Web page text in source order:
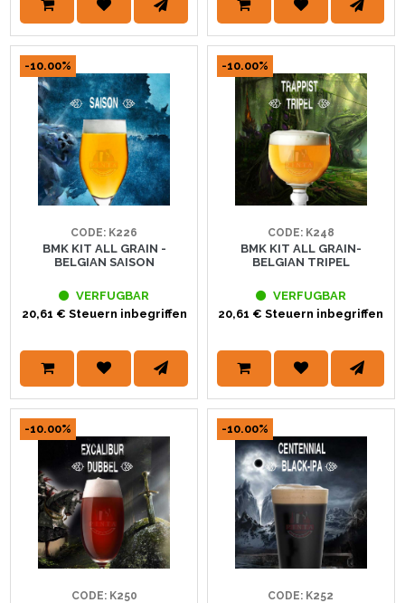
-10.00%
CODE: K226
BMK KIT ALL GRAIN -
BELGIAN SAISON
VERFUGBAR
20,61 € Steuern inbegriffen
-10.00%
CODE: K248
BMK KIT ALL GRAIN-
BELGIAN TRIPEL
VERFUGBAR
20,61 € Steuern inbegriffen
-10.00%
CODE: K250
-10.00%
CODE: K252